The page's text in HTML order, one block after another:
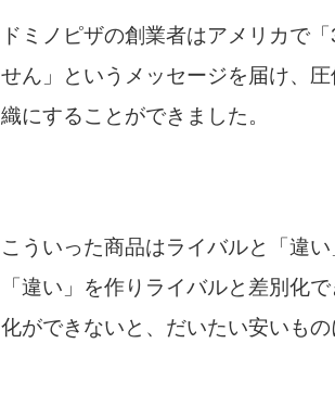
ドミノピザの創業者はアメリカで
せん」というメッセージを届け、
織にすることができました。
こういった商品はライバルと「違
「違い」を作りライバルと差別化
化ができないと、だいたい安いもの